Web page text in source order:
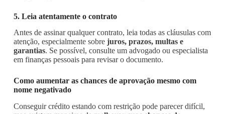
5. Leia atentamente o contrato
Antes de assinar qualquer contrato, leia todas as cláusulas com
atenção, especialmente sobre juros, prazos, multas e
garantias. Se possível, consulte um advogado ou especialista
em finanças pessoais para revisar o documento.
Como aumentar as chances de aprovação mesmo com
nome negativado
Conseguir crédito estando com restrição pode parecer difícil,